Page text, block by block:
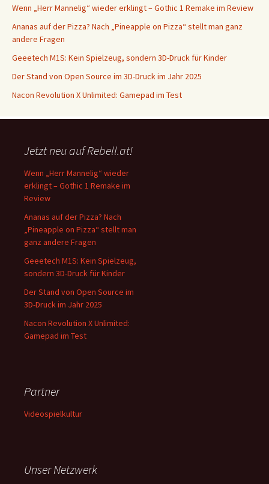
Wenn „Herr Mannelig“ wieder erklingt – Gothic 1 Remake im Review
Ananas auf der Pizza? Nach „Pineapple on Pizza“ stellt man ganz
andere Fragen
Geeetech M1S: Kein Spielzeug, sondern 3D-Druck für Kinder
Der Stand von Open Source im 3D-Druck im Jahr 2025
Nacon Revolution X Unlimited: Gamepad im Test
Jetzt neu auf Rebell.at!
Wenn „Herr Mannelig“ wieder
erklingt – Gothic 1 Remake im
Review
Ananas auf der Pizza? Nach
„Pineapple on Pizza“ stellt man
ganz andere Fragen
Geeetech M1S: Kein Spielzeug,
sondern 3D-Druck für Kinder
Der Stand von Open Source im
3D-Druck im Jahr 2025
Nacon Revolution X Unlimited:
Gamepad im Test
Partner
Videospielkultur
Unser Netzwerk